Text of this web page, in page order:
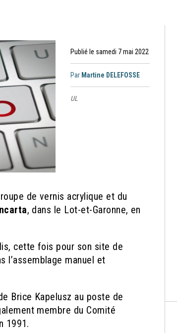
Publié le samedi 7 mai 2022
Par Martine DELEFOSSE
UL
de vernis acrylique et du
, dans le Lot-et-Garonne, en
cette fois pour son site de
l’assemblage manuel et
Brice Kapelusz au poste de
membre du Comité
1991.